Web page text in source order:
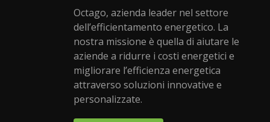
Octago, azienda leader nel settore
dell’efficientamento energetico. La
nostra missione è quella di aiutare le
aziende a ridurre i costi energetici e
migliorare l’efficienza energetica
attraverso soluzioni innovative e
personalizzate.